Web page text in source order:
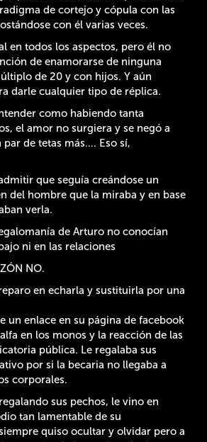
de cortejo y cópula con las
con él varias veces.
en todos los aspectos, pero él no
de enamorarse de ninguna
de 20 y con hijos. Y aún
darle cualquier tipo de réplica.
como habiendo tanta
el amor no surgiera y se negó a
de tetas más…. Eso sí,
que seguía creándose un
del hombre que la miraba y en base
verla.
de Arturo no conocían
ni en las relaciones
NO.
en echarla y sustituirla por una
un enlace en su página de facebook
en los monos y la reacción de las
pública. Le regalaba sus
por si la becaria no llegaba a
corporales.
sus pechos, le vino en
tan lamentable de su
quiso ocultar y olvidar pero a